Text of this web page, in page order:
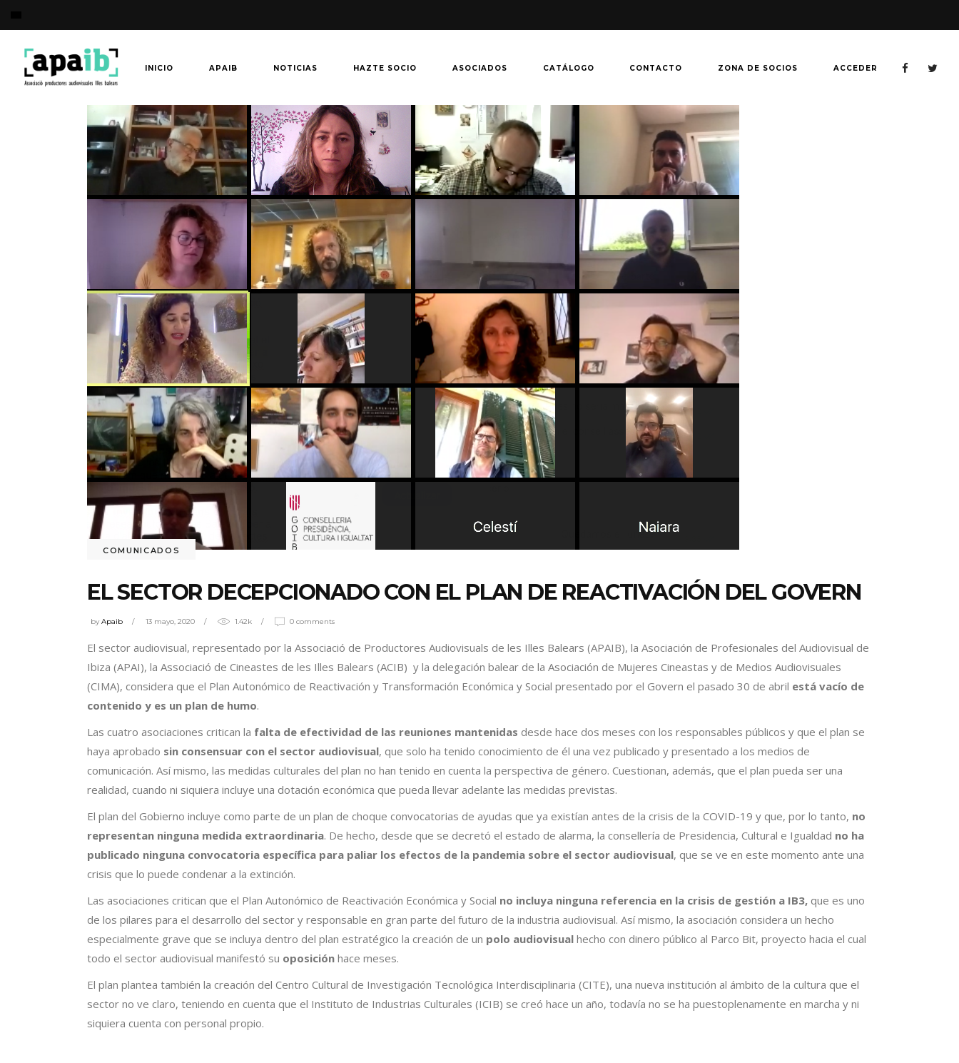
INICIO APAIB NOTICIAS HAZTE SOCIO ASOCIADOS CATÁLOGO CONTACTO ZONA DE SOCIOS ACCEDER
COMUNICADOS
EL SECTOR DECEPCIONADO CON EL PLAN DE REACTIVACIÓN DEL GOVERN
byApaib 13 mayo, 2020 1.42k 0 comments
El sector audiovisual, representado por la Associació de Productores Audiovisuals de les Illes Balears (APAIB), la Asociación de Profesionales del Audiovisual de
Ibiza (APAI), la Associació de Cineastes de les Illes Balears (ACIB) y la delegación balear de la Asociación de Mujeres Cineastas y de Medios Audiovisuales
(CIMA), considera que el Plan Autonómico de Reactivación y Transformación Económica y Social presentado por el Govern el pasado 30 de abril está vacío de
contenido y es un plan de humo.
Las cuatro asociaciones critican la falta de efectividad de las reuniones mantenidas desde hace dos meses con los responsables públicos y que el plan se
haya aprobado sin consensuar con el sector audiovisual, que solo ha tenido conocimiento de él una vez publicado y presentado a los medios de
comunicación. Así mismo, las medidas culturales del plan no han tenido en cuenta la perspectiva de género. Cuestionan, además, que el plan pueda ser una
realidad, cuando ni siquiera incluye una dotación económica que pueda llevar adelante las medidas previstas.
El plan del Gobierno incluye como parte de un plan de choque convocatorias de ayudas que ya existían antes de la crisis de la COVID-19 y que, por lo tanto, no
representan ninguna medida extraordinaria. De hecho, desde que se decretó el estado de alarma, la consellería de Presidencia, Cultural e Igualdad no ha
publicado ninguna convocatoria específica para paliar los efectos de la pandemia sobre el sector audiovisual, que se ve en este momento ante una
crisis que lo puede condenar a la extinción.
Las asociaciones critican que el Plan Autonómico de Reactivación Económica y Social no incluya ninguna referencia en la crisis de gestión a IB3, que es uno
de los pilares para el desarrollo del sector y responsable en gran parte del futuro de la industria audiovisual. Así mismo, la asociación considera un hecho
especialmente grave que se incluya dentro del plan estratégico la creación de un polo audiovisual hecho con dinero público al Parco Bit, proyecto hacia el cual
todo el sector audiovisual manifestó su oposición hace meses.
El plan plantea también la creación del Centro Cultural de Investigación Tecnológica Interdisciplinaria (CITE), una nueva institución al ámbito de la cultura que el
sector no ve claro, teniendo en cuenta que el Instituto de Industrias Culturales (ICIB) se creó hace un año, todavía no se ha puestoplenamente en marcha y ni
siquiera cuenta con personal propio.